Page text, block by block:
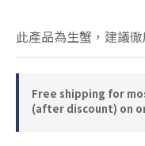
此產品為生蟹，建議
Free shipping for
(after discount) on